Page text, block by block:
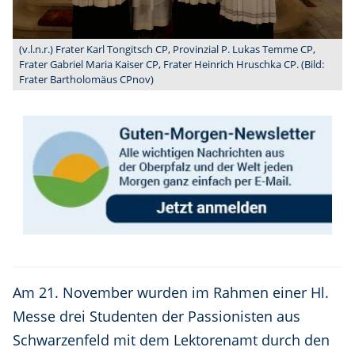
(v.l.n.r.) Frater Karl Tongitsch CP, Provinzial P. Lukas Temme CP,
Frater Gabriel Maria Kaiser CP, Frater Heinrich Hruschka CP. (Bild:
Frater Bartholomäus CPnov)
Am 21. November wurden im Rahmen einer Hl.
Messe drei Studenten der Passionisten aus
Schwarzenfeld mit dem Lektorenamt durch den